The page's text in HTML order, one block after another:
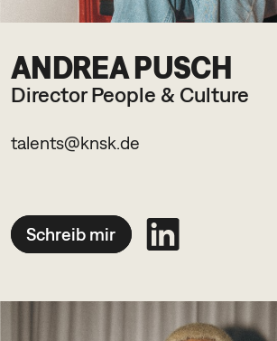
ANDREA PUSCH
Director People & Culture
talents@knsk.de
Schreib mir